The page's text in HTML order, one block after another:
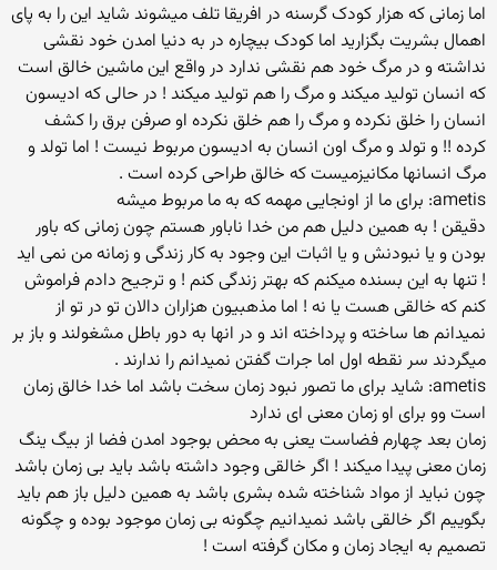
اما زمانی که هزار کودک گرسنه در افریقا تلف میشوند شاید این را به پای
اهمال بشریت بگزارید اما کودک بیچاره در به دنیا امدن خود نقشی
نداشته و در مرگ خود هم نقشی ندارد در واقع این ماشین خالق است
که انسان تولید میکند و مرگ را هم تولید میکند ! در حالی که ادیسون
انسان را خلق نکرده و مرگ را هم خلق نکرده او صرفن برق را کشف
کرده !! و تولد و مرگ اون انسان به ادیسون مربوط نیست ! اما تولد و
مرگ انسانها مکانیزمیست که خالق طراحی کرده است .
ametis: برای ما از اونجایی مهمه که به ما مربوط میشه
دقیقن ! به همین دلیل هم من خدا ناباور هستم چون زمانی که باور
بودن و یا نبودنش و یا اثبات این وجود به کار زندگی و زمانه من نمی اید
! تنها به این بسنده میکنم که بهتر زندگی کنم ! و ترجیح دادم فراموش
کنم که خالقی هست یا نه ! اما مذهبیون هزاران دالان تو در تو از
نمیدانم ها ساخته و پرداخته اند و در انها به دور باطل مشغولند و باز بر
میگردند سر نقطه اول اما جرات گفتن نمیدانم را ندارند .
ametis: شاید برای ما تصور نبود زمان سخت باشد اما خدا خالق زمان
است وو برای او زمان معنی ای ندارد
زمان بعد چهارم فضاست یعنی به محض بوجود امدن فضا از بیگ ینگ
زمان معنی پیدا میکند ! اگر خالقی وجود داشته باشد باید بی زمان باشد
چون نباید از مواد شناخته شده بشری باشد به همین دلیل باز هم باید
بگوییم اگر خالقی باشد نمیدانیم چگونه بی زمان موجود بوده و چگونه
تصمیم به ایجاد زمان و مکان گرفته است !